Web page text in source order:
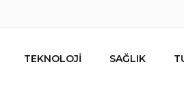
TEKNOLOJİ SAĞLIK